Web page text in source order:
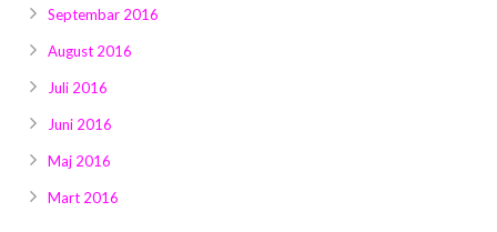
Septembar 2016
August 2016
Juli 2016
Juni 2016
Maj 2016
Mart 2016